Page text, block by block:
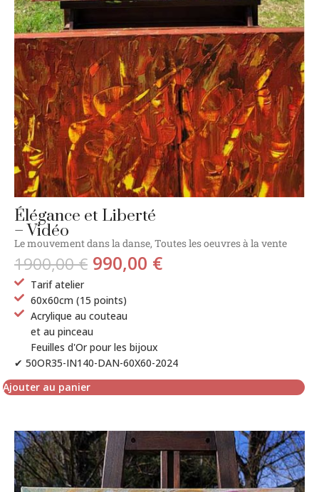
Élégance et Liberté
– Vidéo
Le mouvement dans la danse, Toutes les oeuvres à la vente
1900,00€ 990,00 €
Tarif atelier
60x60cm (15 points)
Acrylique au couteau
et au pinceau
Feuilles d'Or pour les bijoux
✔ 50OR35-IN140-DAN-60X60-2024
Ajouter au panier